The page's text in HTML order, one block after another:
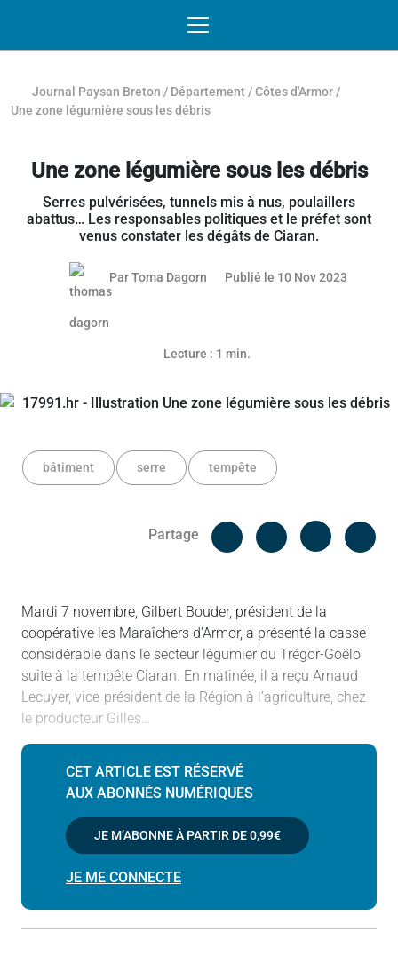
Journal Paysan Breton / Département /Côtes d'Armor /
Une zone légumière sous les débris
Une zone légumière sous les débris
Serres pulvérisées, tunnels mis à nus, poulaillers
abattus… Les responsables politiques et le préfet sont
venus constater les dégâts de Ciaran.
Article réservé aux abonnés
ParToma Dagorn Publié le 10 Nov 202322
Lecture : 1 min.
bâtiment serre tempête
Partage
Facebook
Mardi 7 novembre, Gilbert Bouder, président de la
coopérative les Maraîchers d’Armor, a présenté la casse
considérable dans le secteur légumier du Trégor-Goëlo
suite à la tempête Ciaran. En matinée, il a reçu Arnaud
Lecuyer, vice-président de la Région à l’agriculture, chez
le producteur Gilles…
CET ARTICLE EST RÉSERVÉ
AUX ABONNÉS NUMÉRIQUES
JE M’ABONNE À PARTIR DE0,99€
JE ME CONNECTE